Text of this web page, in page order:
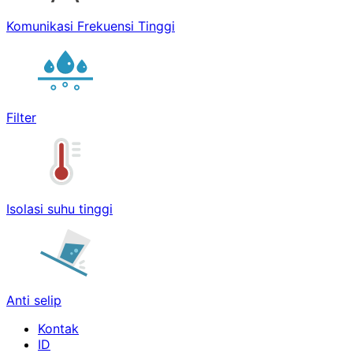
Komunikasi Frekuensi Tinggi
Filter
Isolasi suhu tinggi
Anti selip
Kontak